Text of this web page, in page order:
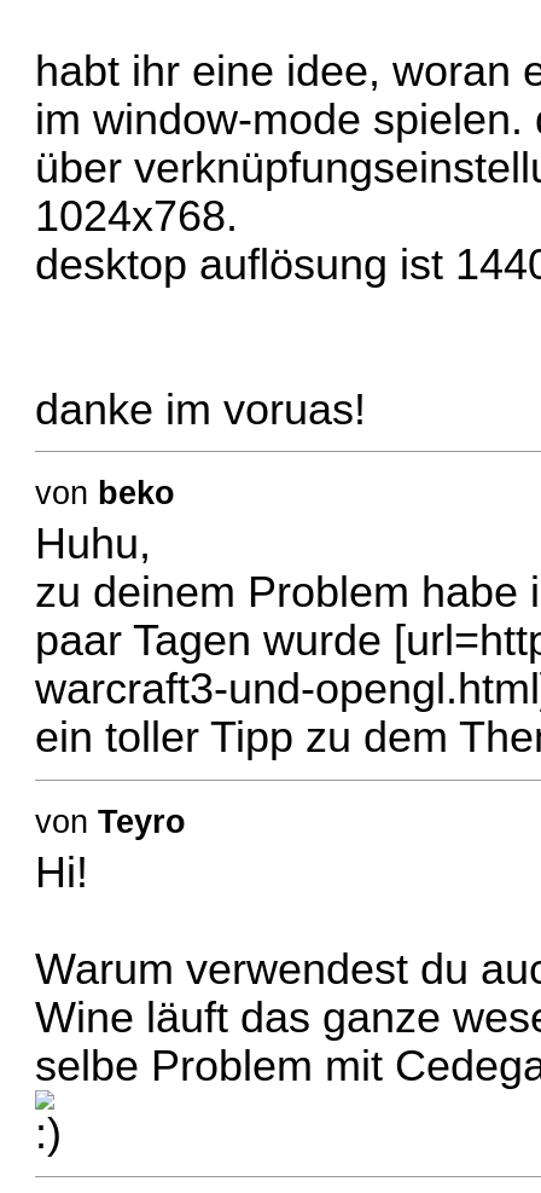
habt ihr eine idee, woran
im window-mode
über
1024x768.
desktop auflösung ist
danke im voruas!
von beko
Huhu,
zu deinem Problem habe
paar Tagen wurde
warcraft3-und-
ein toller Tipp zu dem
vonTeyro
Hi!
Warum verwendest du
Wine läuft das ganze
selbe Problem mit